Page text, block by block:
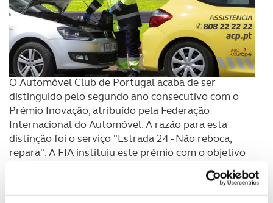
O Automóvel Club de Portugal acaba de ser
distinguido pelo segundo ano consecutivo com o
Prémio Inovação, atribuído pela Federação
Internacional do Automóvel. A razão para esta
distinção foi o serviço "Estrada 24 - Não reboca,
repara". A FIA instituiu este prémio com o objetivo
de reconhecer o mérito dos serviços exlcusivos
lançados pelos automóveis clube membros daquele
organismo internacional.